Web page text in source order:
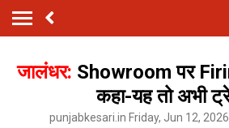
जालंधर: Showroom पर
कहा-यह तो अभी
punjabkesari.in Friday, Jun 12,